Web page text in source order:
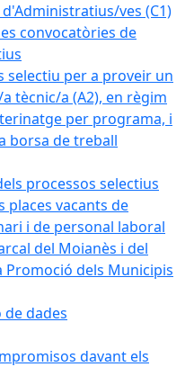
ves (C1)
convocatòries de
selectiu per a proveir un
tècnic/a (A2), en règim
per programa, i
borsa de treball
processos selectius
places vacants de
i de personal laboral
del Moianès i del
Promoció dels Municipis
dades
davant els